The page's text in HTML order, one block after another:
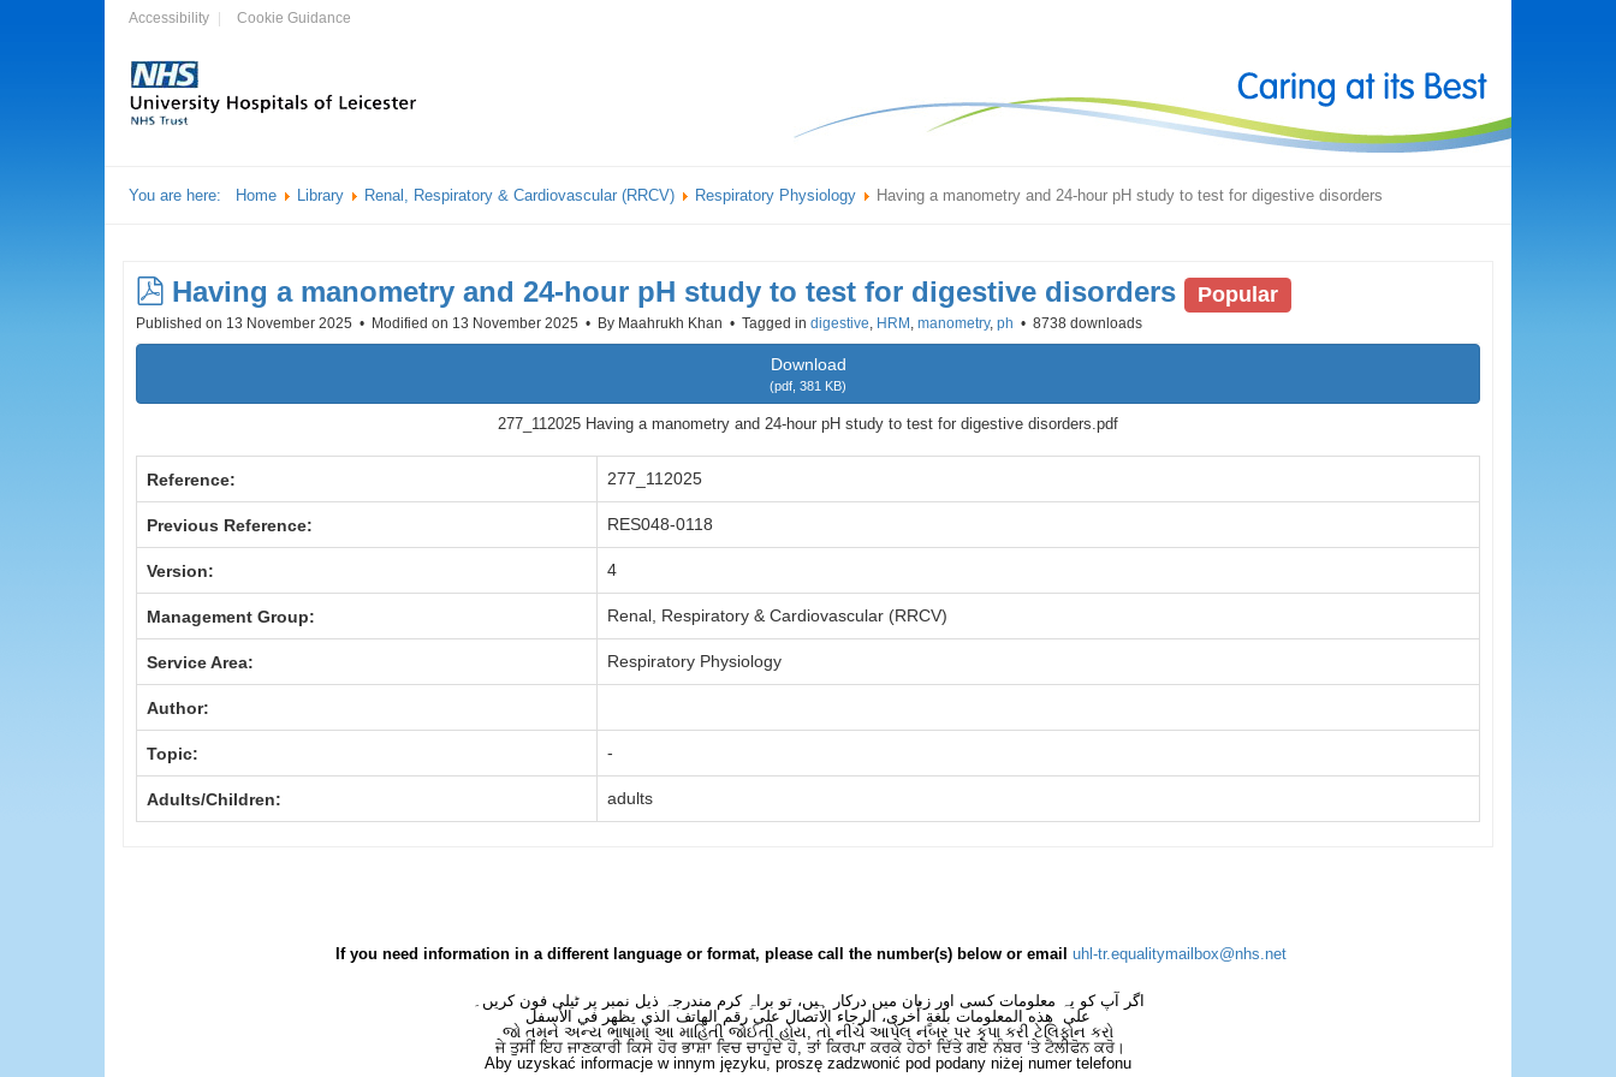
Accessibility Cookie Guidance
You are here: Home Library Renal, Respiratory & Cardiovascular (RRCV) Respiratory Physiology Having a manometry and 24-hour pH study to test for digestive disorders
pdf
Having a manometry and 24-hour pH study to test for digestive disorders Popular
Published on 13 November 2025 Modified on 13 November 2025 By Maahrukh Khan Tagged in digestive, HRM , manometry, ph 8738 downloads
Download
(pdf, 381 KB)
277_112025 Having a manometry and 24-hour pH study to test for digestive disorders.pdf
Reference: 277_112025
Previous Reference: RES048-0118
Version: 4
Management Group: Renal, Respiratory & Cardiovascular (RRCV)
Service Area: Respiratory Physiology
Author:
Topic: -
Adults/Children: adults
If you need information in a different language or format, please call the number(s) below or email uhl-tr.equalitymailbox@nhs.net
اگر آپ کو یہ معلومات کسی اور زبان میں درکار ہیں، تو براہِ کرم مندرجہ ذیل نمبر پر ٹیلی فون کریں۔
على هذه المعلومات بلغةٍ أُخرى، الرجاء الاتصال على رقم الهاتف الذي يظهر في الأسفل
જો તમને અન્ય ભાષામાં આ માહિતી જોઈતી હોય, તો નીચે આપેલ નંબર પર કૃપા કરી ટેલિફોન કરો
ਜੇ ਤੁਸੀਂ ਇਹ ਜਾਣਕਾਰੀ ਕਿਸੇ ਹੋਰ ਭਾਸ਼ਾ ਵਿਚ ਚਾਹੁੰਦੇ ਹੋ, ਤਾਂ ਕਿਰਪਾ ਕਰਕੇ ਹੇਠਾਂ ਦਿੱਤੇ ਗਏ ਨੰਬਰ ‘ਤੇ ਟੈਲੀਫੋਨ ਕਰੋ।
Aby uzyskać informacje w innym języku, proszę zadzwonić pod podany niżej numer telefonu